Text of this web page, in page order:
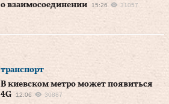
о взаимосоединении
15:26 31057
транспорт
В киевском метро может появиться
4G
12:06 30887